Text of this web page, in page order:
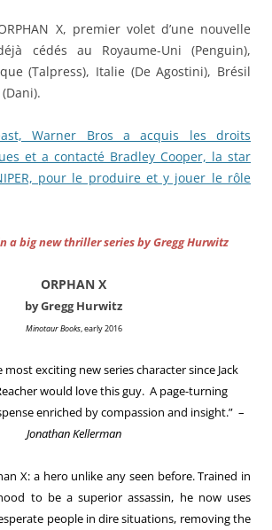
X, premier volet d’une nouvelle
cédés au Royaume-Uni (Penguin),
(Talpress), Italie (De Agostini), Brésil
Warner Bros a acquis les droits
et a contacté Bradley Cooper, la star
pour le produire et y jouer le rôle
a big new thriller series by Gregg Hurwitz
ORPHAN X
by Gregg Hurwitz
Minotaur Books, early 2016
most exciting new series character since Jack
would love this guy. A page-turning
enriched by compassion and insight.” –
Jonathan Kellerman
X: a hero unlike any seen before. Trained in
to be a superior assassin, he now uses
people in dire situations, removing the